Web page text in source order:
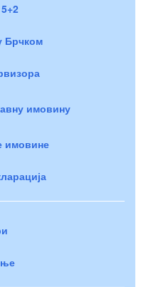
Брчком
имовину
имовине